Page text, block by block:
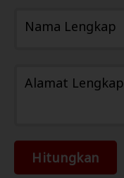
Nama Lengkap
Alamat Lengkap
Hitungkan